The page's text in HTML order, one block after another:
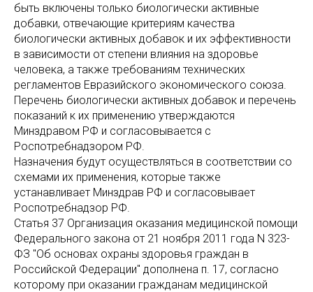
быть включены только биологически активные
добавки, отвечающие критериям качества
биологически активных добавок и их эффективности
в зависимости от степени влияния на здоровье
человека, а также требованиям технических
регламентов Евразийского экономического союза.
Перечень биологически активных добавок и перечень
показаний к их применению утверждаются
Минздравом РФ и согласовывается с
Роспотребнадзором РФ.
Назначения будут осуществляться в соответствии со
схемами их применения, которые также
устанавливает Минздрав РФ и согласовывает
Роспотребнадзор РФ.
Статья 37 Организация оказания медицинской помощи
Федерального закона от 21 ноября 2011 года N 323-
ФЗ "Об основах охраны здоровья граждан в
Российской Федерации" дополнена п. 17, согласно
которому при оказании гражданам медицинской